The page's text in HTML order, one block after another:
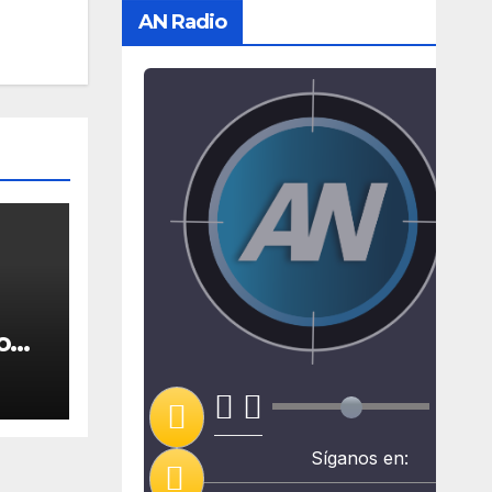
AN Radio
Síganos en: